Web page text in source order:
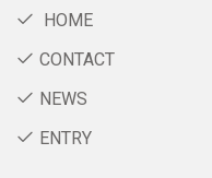
HOME
CONTACT
NEWS
ENTRY